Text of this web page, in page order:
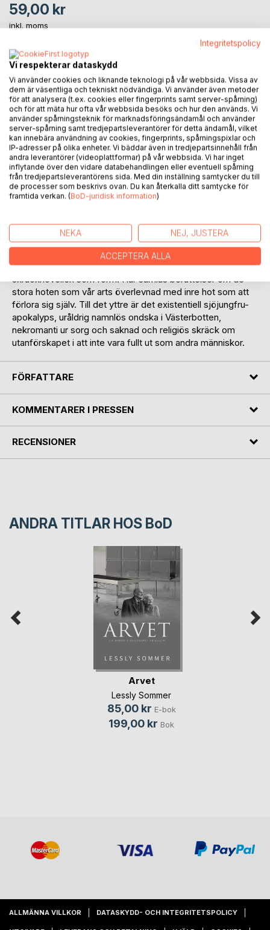
59,00 kr
inkl. moms
LÄGG I KUNDVAGNEN
Lägg till i kom-ihåglista
Recensera titel
Efter att under flera år enbart skrivit facktexter, återvänder
Mackan Andersson till mörkret inom oss och
skräcknovellen som form. Här samlas berättelser om de
stora hoten som vår arts överlevnad med inre hot som att
förlora sig själv. Till det yttre är det existentiell sjöjungfru-
apokalyps, uråldrig namnlös ondska i Västerbotten,
nekromanti ur sorg och saknad och religiös skräck om
utanförskapet i att inte vara fullt ut som andra människor.
FÖRFATTARE
KOMMENTARER I PRESSEN
RECENSIONER
ANDRA TITLAR HOS BoD
Arvet
Lessly Sommer
85,00 kr E-bok
199,00 kr Bok
ALLMÄNNA VILLKOR DATASKYDD- OCH INTEGRITETSPOLICY
Integritetspolicy
Vi respekterar dataskydd
Vi använder cookies och liknande teknologi på vår webbsida. Vissa av
dem är väsentliga och tekniskt nödvändiga. Vi använder även metoder
för att analysera (t.ex. cookies eller fingerprints samt server-spårning)
och för att mäta hur ofta vår webbsida besöks och hur den används. Vi
använder spårningsteknik för marknadsföringsändamål och använder
server-spårning samt tredjepartsleverantörer för detta ändamål, vilket
kan innebära användning av cookies, fingerprints, spårningspixlar och
IP-adresser på olika enheter. Vi bäddar även in tredjepartsinnehåll från
andra leverantörer (videoplattformar) på vår webbsida. Vi har inget
inflytande över den vidare databehandlingen eller eventuell spårning
från tredjepartsleverantörens sida. Med din inställning samtycker du till
de processer som beskrivs ovan. Du kan återkalla ditt samtycke för
framtida verkan. (BoD-juridisk information)
NEKA NEJ, JUSTERA
ACCEPTERA ALLA